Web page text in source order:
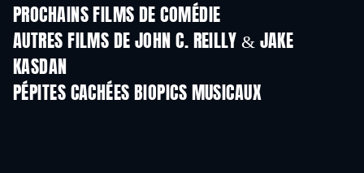
PROCHAINS FILMS DE COMÉDIE
AUTRES FILMS DE JOHN C. REILLY & JAKE
KASDAN
PÉPITES CACHÉES BIOPICS MUSICAUX